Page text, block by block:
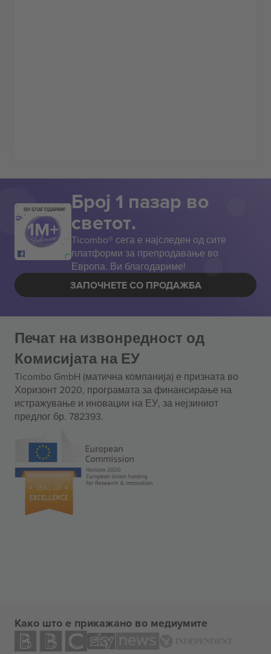
ВИ БЛАГОДАРАМ! Број 1 пазар во
светот.
Ticombo® сега е најследен од сите
платформи за препродавање во
Европа. Ви благодариме!
ЗАПОЧНЕТЕ СО ПРОДАЖБА
Печат на извонредност од
Комисијата на ЕУ
Ticombo GmbH (матична компанија) е призната во
Хоризонт 2020, програмата за финансирање на
истражување и иновации на ЕУ, за нејзиниот
предлог бр. 782393.
Како што е прикажано во медиумите